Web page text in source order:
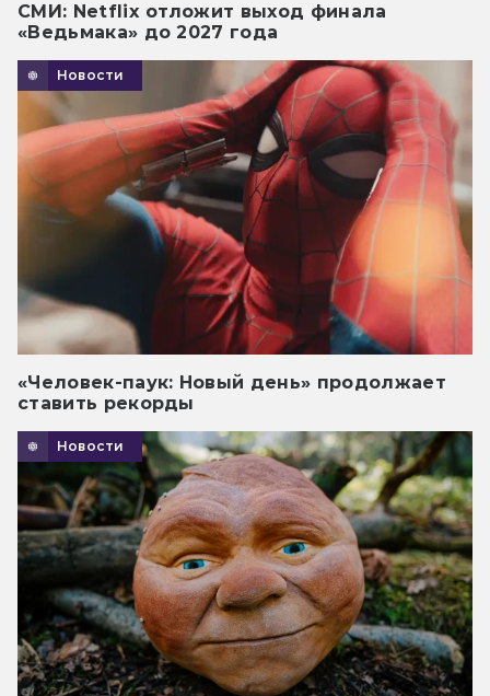
СМИ: Netflix отложит выход финала
«Ведьмака» до 2027 года
Новости
«Человек-паук: Новый день» продолжает
ставить рекорды
Новости